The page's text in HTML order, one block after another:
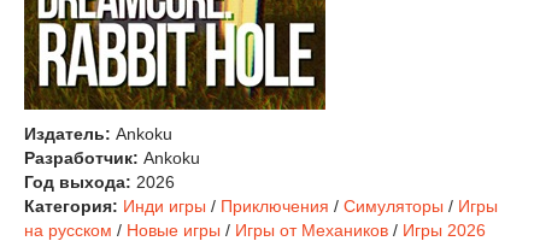
Издатель: Ankoku
Разработчик: Ankoku
Год выхода: 2026
Категория: Инди игры / Приключения / Симуляторы / Игры
на русском / Новые игры / Игры от Механиков / Игры 2026